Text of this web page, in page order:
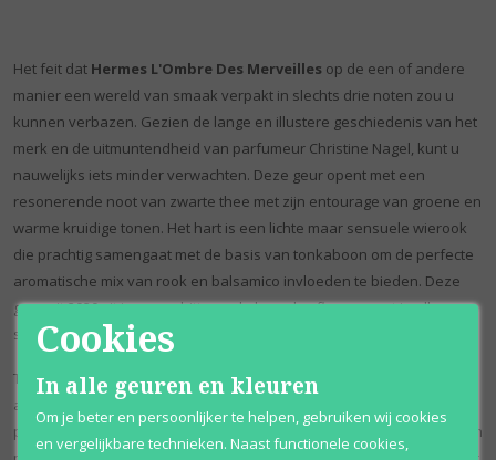
Het feit dat Hermes L'Ombre Des Merveilles op de een of andere
manier een wereld van smaak verpakt in slechts drie noten zou u
kunnen verbazen. Gezien de lange en illustere geschiedenis van het
merk en de uitmuntendheid van parfumeur Christine Nagel, kunt u
nauwelijks iets minder verwachten. Deze geur opent met een
resonerende noot van zwarte thee met zijn entourage van groene en
warme kruidige tonen. Het hart is een lichte maar sensuele wierook
die prachtig samengaat met de basis van tonkaboon om de perfecte
aromatische mix van rook en balsamico invloeden te bieden. Deze
geur uit 2020 zit in een schitterende hemelse fles en past in elk
seizoen.
Thierry Hermes begon in 1837 met het ontwerpen van lederwaren en
accessoires voor hun winkel in Parijs. Met het succes van deze
prachtige luxeartikelen breidde het merk zich uit om samen te werken
Cookies
In alle geuren en kleuren
Om je beter en persoonlijker te helpen, gebruiken wij cookies
en vergelijkbare technieken. Naast functionele cookies,